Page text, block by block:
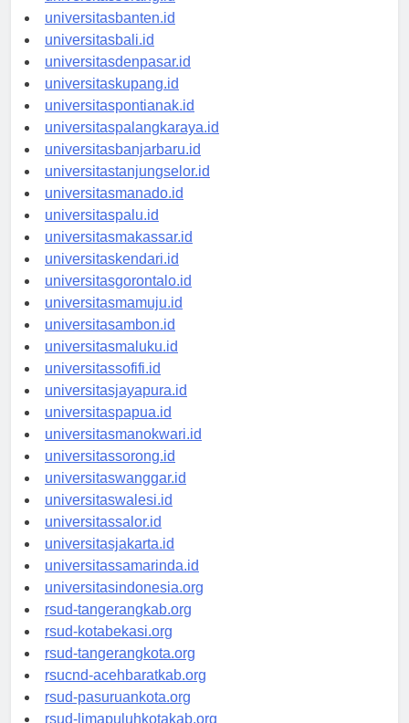
universitasserang.id
universitasbanten.id
universitasbali.id
universitasdenpasar.id
universitaskupang.id
universitaspontianak.id
universitaspalangkaraya.id
universitasbanjarbaru.id
universitastanjungselor.id
universitasmanado.id
universitaspalu.id
universitasmakassar.id
universitaskendari.id
universitasgorontalo.id
universitasmamuju.id
universitasambon.id
universitasmaluku.id
universitassofifi.id
universitasjayapura.id
universitaspapua.id
universitasmanokwari.id
universitassorong.id
universitaswanggar.id
universitaswalesi.id
universitassalor.id
universitasjakarta.id
universitassamarinda.id
universitasindonesia.org
rsud-tangerangkab.org
rsud-kotabekasi.org
rsud-tangerangkota.org
rsucnd-acehbaratkab.org
rsud-pasuruankota.org